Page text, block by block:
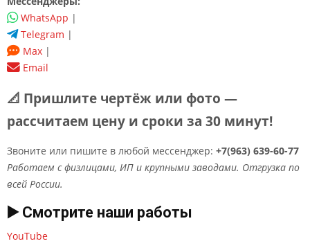
WhatsApp |
Telegram |
Max |
Email
📐 Пришлите чертёж или фото —
рассчитаем цену и сроки за 30 минут!
Звоните или пишите в любой мессенджер: +7(963) 639-60-77
Работаем с физлицами, ИП и крупными заводами. Отгрузка по
всей России.
▶️ Смотрите наши работы
YouTube